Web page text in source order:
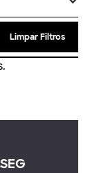
Limpar Filtros